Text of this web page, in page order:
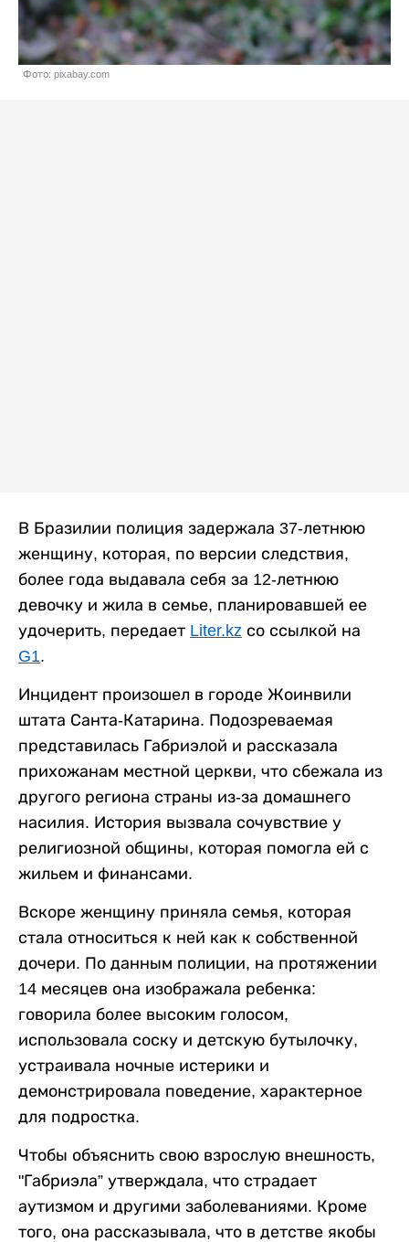
Фото: pixabay.com
В Бразилии полиция задержала 37-летнюю
женщину, которая, по версии следствия,
более года выдавала себя за 12-летнюю
девочку и жила в семье, планировавшей ее
удочерить, передает Liter.kz со ссылкой на
G1.
Инцидент произошел в городе Жоинвили
штата Санта-Катарина. Подозреваемая
представилась Габриэлой и рассказала
прихожанам местной церкви, что сбежала из
другого региона страны из-за домашнего
насилия. История вызвала сочувствие у
религиозной общины, которая помогла ей с
жильем и финансами.
Вскоре женщину приняла семья, которая
стала относиться к ней как к собственной
дочери. По данным полиции, на протяжении
14 месяцев она изображала ребенка:
говорила более высоким голосом,
использовала соску и детскую бутылочку,
устраивала ночные истерики и
демонстрировала поведение, характерное
для подростка.
Чтобы объяснить свою взрослую внешность,
"Габриэла” утверждала, что страдает
аутизмом и другими заболеваниями. Кроме
того, она рассказывала, что в детстве якобы